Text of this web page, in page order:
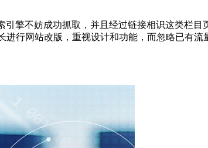
擎不妨成功抓取，并且经过链接相识这类栏
行网站改版，重视设计和功能，而忽略已有